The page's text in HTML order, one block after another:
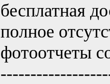
бесплатная
полное
фотоотчеты